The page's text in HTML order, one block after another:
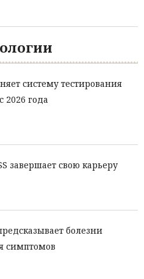
систему тестирования
2026 года
завершает свою карьеру
болезни
симптомов